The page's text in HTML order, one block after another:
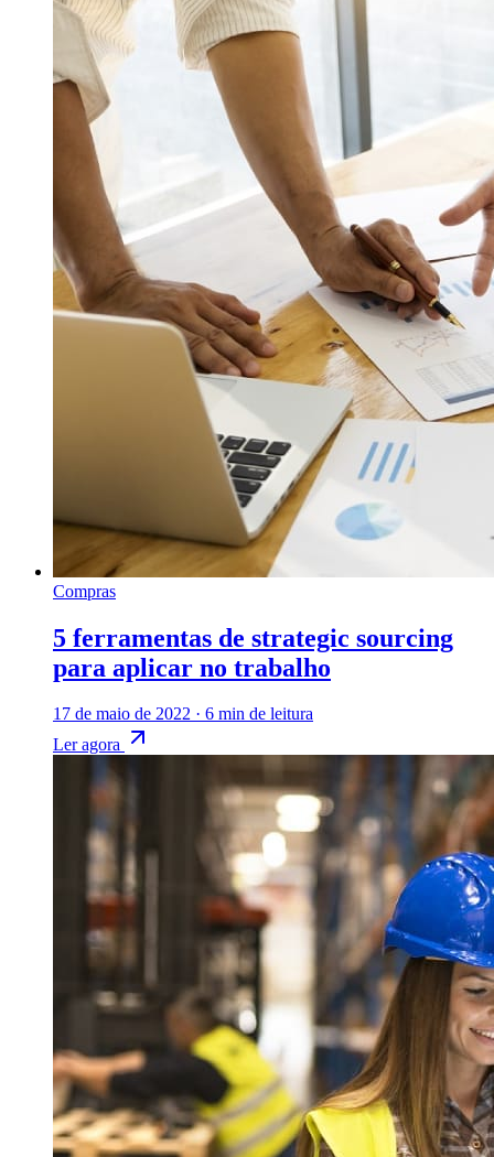
Compras
5 ferramentas de strategic sourcing
para aplicar no trabalho
17 de maio de 2022 · 6 min de leitura
Ler agora